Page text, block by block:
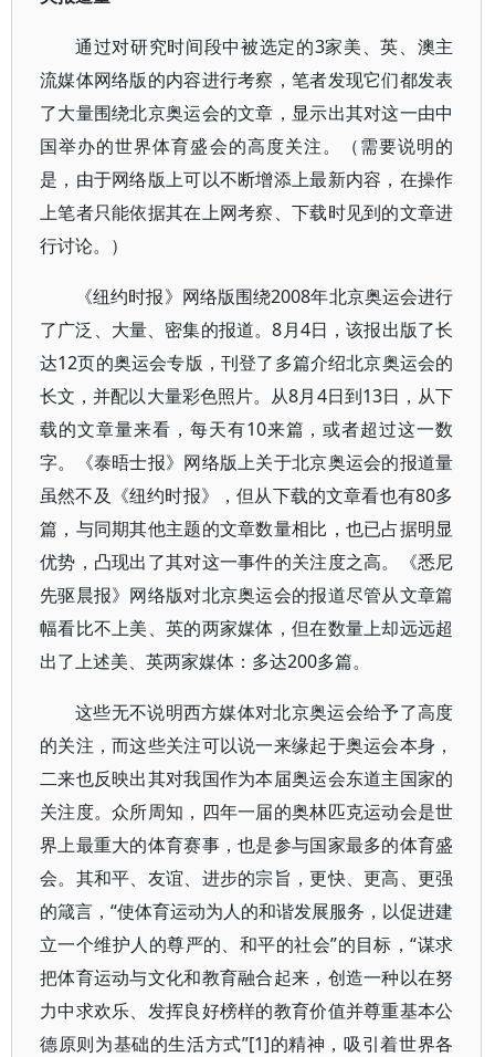
通过对研究时间段中被选定的3家美、英、澳主
流媒体网络版的内容进行考察，笔者发现它们都发表
了大量围绕北京奥运会的文章，显示出其对这一由中
国举办的世界体育盛会的高度关注。（需要说明的
是，由于网络版上可以不断增添上最新内容，在操作
上笔者只能依据其在上网考察、下载时见到的文章进
行讨论。）
《纽约时报》网络版围绕2008年北京奥运会进行
了广泛、大量、密集的报道。8月4日，该报出版了长
达12页的奥运会专版，刊登了多篇介绍北京奥运会的
长文，并配以大量彩色照片。从8月4日到13日，从下
载的文章量来看，每天有10来篇，或者超过这一数
字。《泰晤士报》网络版上关于北京奥运会的报道量
虽然不及《纽约时报》，但从下载的文章看也有80多
篇，与同期其他主题的文章数量相比，也已占据明显
优势，凸现出了其对这一事件的关注度之高。《悉尼
先驱晨报》网络版对北京奥运会的报道尽管从文章篇
幅看比不上美、英的两家媒体，但在数量上却远远超
出了上述美、英两家媒体：多达200多篇。
这些无不说明西方媒体对北京奥运会给予了高度
的关注，而这些关注可以说一来缘起于奥运会本身，
二来也反映出其对我国作为本届奥运会东道主国家的
关注度。众所周知，四年一届的奥林匹克运动会是世
界上最重大的体育赛事，也是参与国家最多的体育盛
会。其和平、友谊、进步的宗旨，更快、更高、更强
的箴言，“使体育运动为人的和谐发展服务，以促进建
立一个维护人的尊严的、和平的社会”的目标，“谋求
把体育运动与文化和教育融合起来，创造一种以在努
力中求欢乐、发挥良好榜样的教育价值并尊重基本公
德原则为基础的生活方式”[1]的精神，吸引着世界各